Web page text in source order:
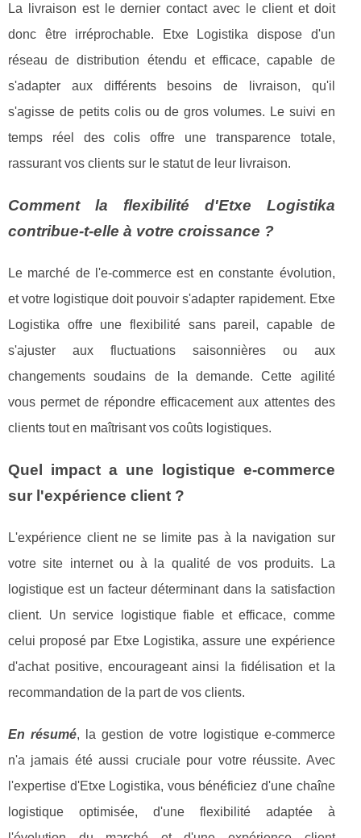
La livraison est le dernier contact avec le client et doit
donc être irréprochable. Etxe Logistika dispose d'un
réseau de distribution étendu et efficace, capable de
s'adapter aux différents besoins de livraison, qu'il
s'agisse de petits colis ou de gros volumes. Le suivi en
temps réel des colis offre une transparence totale,
rassurant vos clients sur le statut de leur livraison.
Comment la flexibilité d'Etxe Logistika
contribue-t-elle à votre croissance ?
Le marché de l'e-commerce est en constante évolution,
et votre logistique doit pouvoir s'adapter rapidement. Etxe
Logistika offre une flexibilité sans pareil, capable de
s'ajuster aux fluctuations saisonnières ou aux
changements soudains de la demande. Cette agilité
vous permet de répondre efficacement aux attentes des
clients tout en maîtrisant vos coûts logistiques.
Quel impact a une logistique e-commerce
sur l'expérience client ?
L'expérience client ne se limite pas à la navigation sur
votre site internet ou à la qualité de vos produits. La
logistique est un facteur déterminant dans la satisfaction
client. Un service logistique fiable et efficace, comme
celui proposé par Etxe Logistika, assure une expérience
d'achat positive, encourageant ainsi la fidélisation et la
recommandation de la part de vos clients.
En résumé, la gestion de votre logistique e-commerce
n'a jamais été aussi cruciale pour votre réussite. Avec
l'expertise d'Etxe Logistika, vous bénéficiez d'une chaîne
logistique optimisée, d'une flexibilité adaptée à